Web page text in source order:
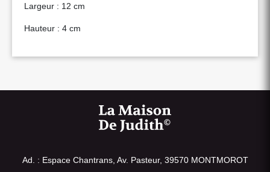
Largeur : 12 cm
Hauteur : 4 cm
Ad. : Espace Chantrans, Av. Pasteur, 39570 MONTMOROT